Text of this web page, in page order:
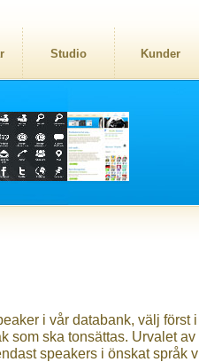
Studio Kunder
i vår databank, välj först
som ska tonsättas. Urvalet av
speakers i önskat språk